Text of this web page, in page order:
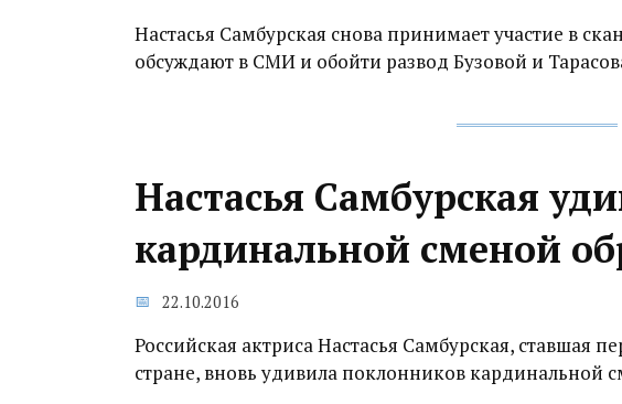
Настасья Самбурская снова принимает участие в
обсуждают в СМИ и обойти развод Бузовой и
Настасья Самбурская
кардинальной сменой
22.10.2016
Российская актриса Настасья Самбурская, ставшая
стране, вновь удивила поклонников кардинальной